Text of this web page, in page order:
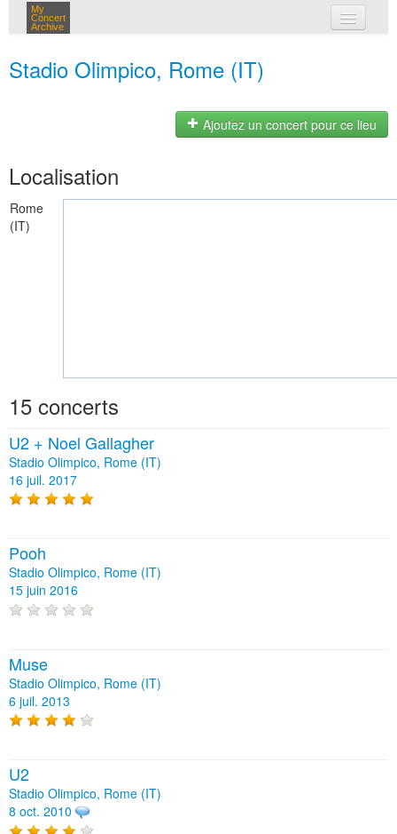
My
Concert
Archive
Stadio Olimpico, Rome (IT)
Ajoutez un concert pour ce lieu
Localisation
Rome
(IT)
15 concerts
U2 + Noel Gallagher
Stadio Olimpico, Rome (IT)
16 juil. 2017
Pooh
Stadio Olimpico, Rome (IT)
15 juin 2016
Muse
Stadio Olimpico, Rome (IT)
6 juil. 2013
U2
Stadio Olimpico, Rome (IT)
8 oct. 2010